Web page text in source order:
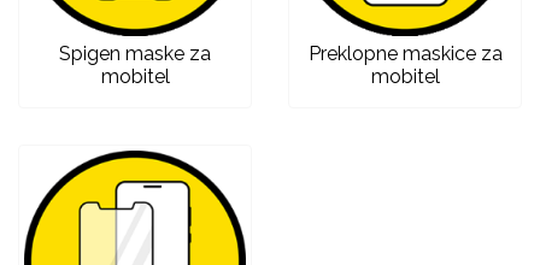
Spigen maske za
mobitel
Preklopne maskice za
mobitel